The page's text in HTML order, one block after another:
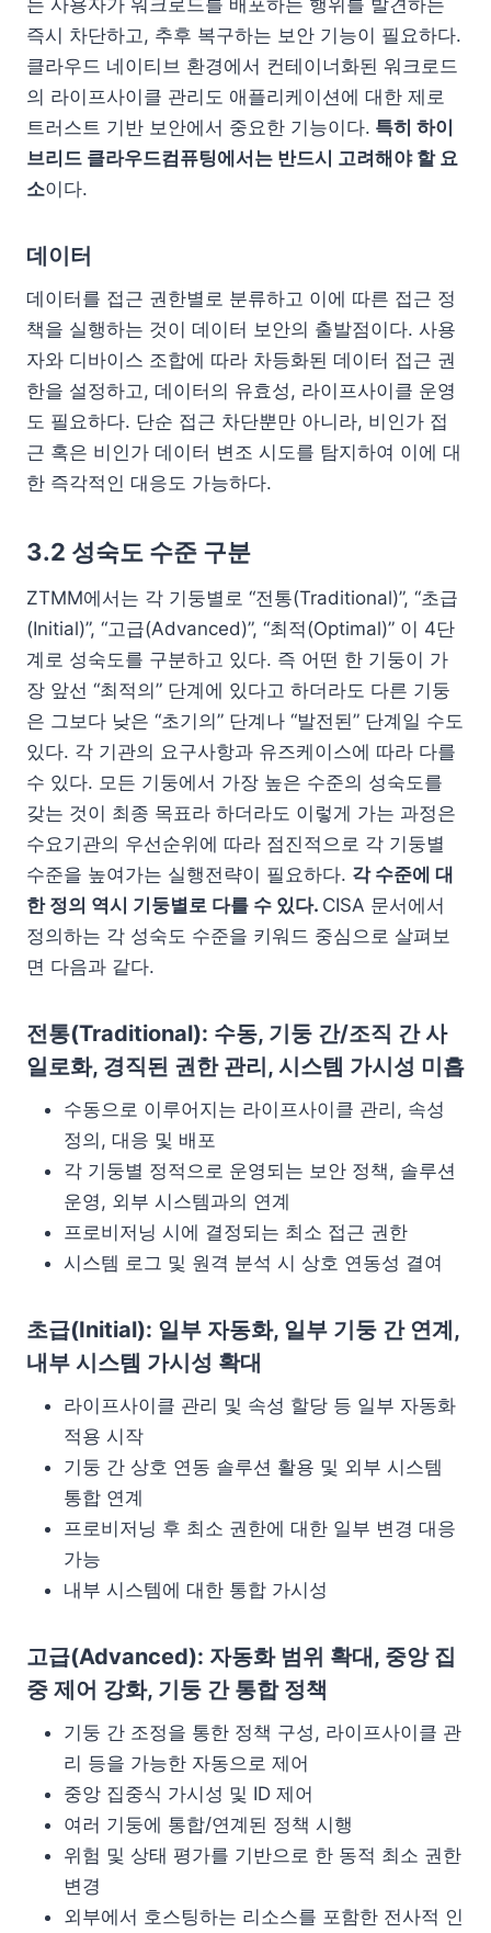
는 사용자가 워크로드를 배포하는 행위를 발견하는
즉시 차단하고, 추후 복구하는 보안 기능이 필요하다.
클라우드 네이티브 환경에서 컨테이너화된 워크로드
의 라이프사이클 관리도 애플리케이션에 대한 제로
트러스트 기반 보안에서 중요한 기능이다. 특히 하이
브리드 클라우드컴퓨팅에서는 반드시 고려해야 할 요
소이다.
데이터
데이터를 접근 권한별로 분류하고 이에 따른 접근 정
책을 실행하는 것이 데이터 보안의 출발점이다. 사용
자와 디바이스 조합에 따라 차등화된 데이터 접근 권
한을 설정하고, 데이터의 유효성, 라이프사이클 운영
도 필요하다. 단순 접근 차단뿐만 아니라, 비인가 접
근 혹은 비인가 데이터 변조 시도를 탐지하여 이에 대
한 즉각적인 대응도 가능하다.
3.2 성숙도 수준 구분
ZTMM에서는 각 기둥별로 “전통(Traditional)”, “초급
(Initial)”, “고급(Advanced)”, “최적(Optimal)” 이 4단
계로 성숙도를 구분하고 있다. 즉 어떤 한 기둥이 가
장 앞선 “최적의” 단계에 있다고 하더라도 다른 기둥
은 그보다 낮은 “초기의” 단계나 “발전된” 단계일 수도
있다. 각 기관의 요구사항과 유즈케이스에 따라 다를
수 있다. 모든 기둥에서 가장 높은 수준의 성숙도를
갖는 것이 최종 목표라 하더라도 이렇게 가는 과정은
수요기관의 우선순위에 따라 점진적으로 각 기둥별
수준을 높여가는 실행전략이 필요하다. 각 수준에 대
한 정의 역시 기둥별로 다를 수 있다. CISA 문서에서
정의하는 각 성숙도 수준을 키워드 중심으로 살펴보
면 다음과 같다.
전통(Traditional): 수동, 기둥 간/조직 간 사
일로화, 경직된 권한 관리, 시스템 가시성 미흡
수동으로 이루어지는 라이프사이클 관리, 속성
정의, 대응 및 배포
각 기둥별 정적으로 운영되는 보안 정책, 솔루션
운영, 외부 시스템과의 연계
프로비저닝 시에 결정되는 최소 접근 권한
시스템 로그 및 원격 분석 시 상호 연동성 결여
초급(Initial): 일부 자동화, 일부 기둥 간 연계,
내부 시스템 가시성 확대
라이프사이클 관리 및 속성 할당 등 일부 자동화
적용 시작
기둥 간 상호 연동 솔루션 활용 및 외부 시스템
통합 연계
프로비저닝 후 최소 권한에 대한 일부 변경 대응
가능
내부 시스템에 대한 통합 가시성
고급(Advanced): 자동화 범위 확대, 중앙 집
중 제어 강화, 기둥 간 통합 정책
기둥 간 조정을 통한 정책 구성, 라이프사이클 관
리 등을 가능한 자동으로 제어
중앙 집중식 가시성 및 ID 제어
여러 기둥에 통합/연계된 정책 시행
위험 및 상태 평가를 기반으로 한 동적 최소 권한
변경
외부에서 호스팅하는 리소스를 포함한 전사적 인